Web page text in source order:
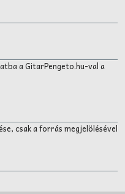
a GitarPengeto.hu-val a
csak a forrás megjelölésével